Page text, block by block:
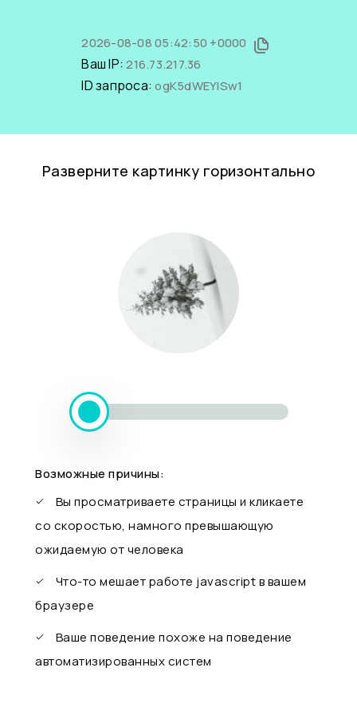
2026-08-08 05:42:50 +0000
Ваш IP:216.73.217.36
ID запроса:ogK5dWEYISw1
Разверните картинку горизонтально
Возможные причины:
Вы просматриваете страницы и кликаете
со скоростью, намного превышающую
ожидаемую от человека
Что-то мешает работе javascript в вашем
браузере
Ваше поведение похоже на поведение
автоматизированных систем